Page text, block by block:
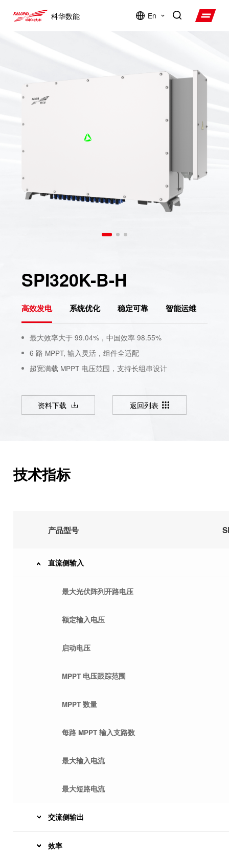
科华数能 En
SPI320K-B-H
高效发电 系统优化 稳定可靠 智能运维
最大效率大于 99.04%，中国效率 98.55%
6 路 MPPT, 输入灵活，组件全适配
超宽满载 MPPT 电压范围，支持长组串设计
资料下载 返回列表
技术指标
产品型号
直流侧输入
最大光伏阵列开路电压
额定输入电压
启动电压
MPPT 电压跟踪范围
MPPT 数量
每路 MPPT 输入支路数
最大输入电流
最大短路电流
交流侧输出
效率